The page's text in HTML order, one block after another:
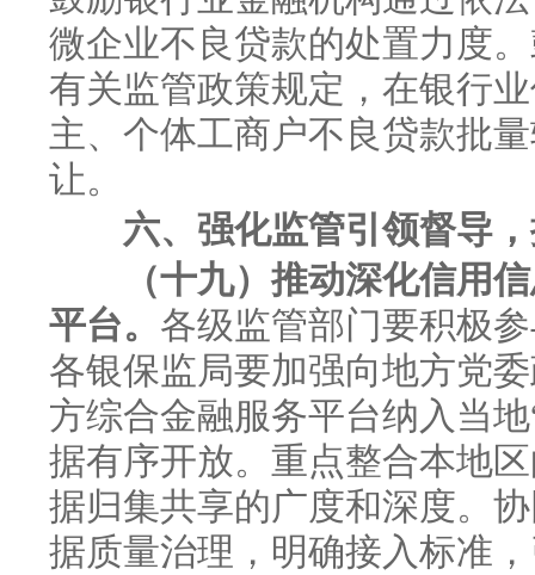
微企业不良贷款的处置力度
有关监管政策规定，在银行
主、个体工商户不良贷款批
让。
六、强化监管引领督导
（十九）推动深化信用
平台。 各级监管部门要积极
各银保监局要加强向地方党
方综合金融服务平台纳入当
据有序开放。重点整合本地
据归集共享的广度和深度。
据质量治理，明确接入标准